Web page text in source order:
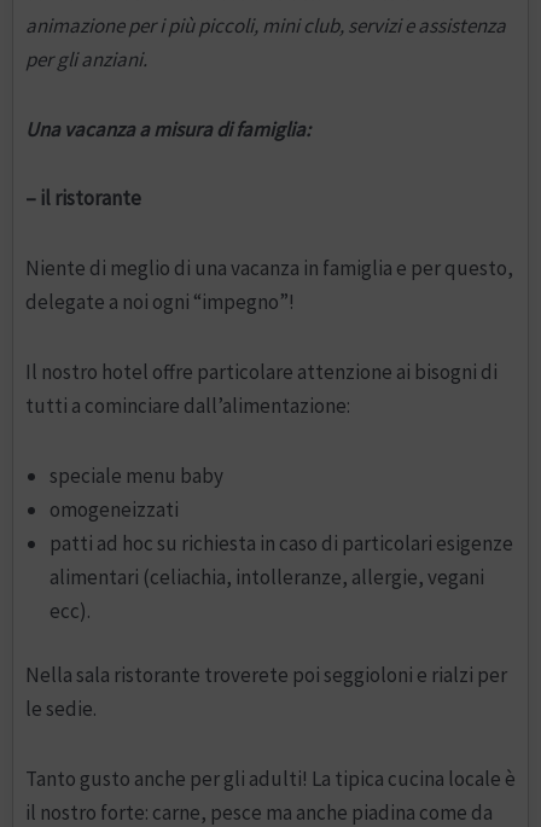
animazione per i più piccoli, mini club, servizi e assistenza
per gli anziani.
Una vacanza a misura di famiglia:
– il ristorante
Niente di meglio di una vacanza in famiglia e per questo,
delegate a noi ogni “impegno”!
Il nostro hotel offre particolare attenzione ai bisogni di
tutti a cominciare dall’alimentazione:
speciale menu baby
omogeneizzati
patti ad hoc su richiesta in caso di particolari esigenze
alimentari (celiachia, intolleranze, allergie, vegani
ecc).
Nella sala ristorante troverete poi seggioloni e rialzi per
le sedie.
Tanto gusto anche per gli adulti! La tipica cucina locale è
il nostro forte: carne, pesce ma anche piadina come da